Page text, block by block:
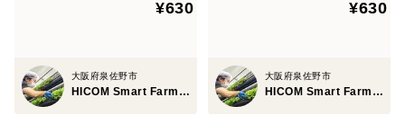
¥630
大阪府泉佐野市
HICOM Smart Farm 泉佐野ファクトリー
¥630
大阪府泉佐野市
HICOM Smart Farm 泉佐野ファクトリー